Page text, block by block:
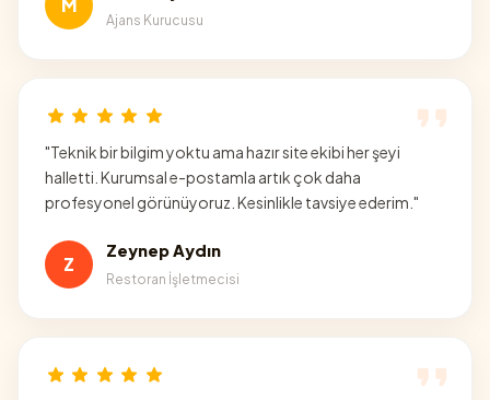
M
Ajans Kurucusu
"Teknik bir bilgim yoktu ama hazır site ekibi her şeyi
halletti. Kurumsal e-postamla artık çok daha
profesyonel görünüyoruz. Kesinlikle tavsiye ederim. "
Z
Zeynep Aydın
Restoran İşletmecisi